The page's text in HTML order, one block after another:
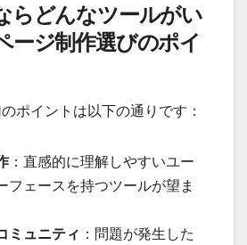
らどんなツールがい
ージ制作選びのポイ
ポイントは以下の通りです：
：直感的に理解しやすいユー
フェースを持つツールが望ま
ミュニティ ：問題が発生した